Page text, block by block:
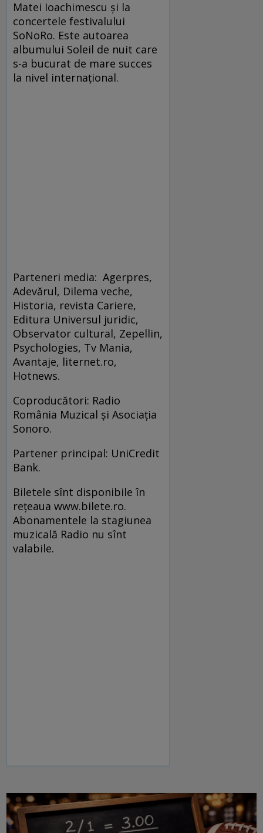
Matei Ioachimescu și la
concertele festivalului
SoNoRo. Este autoarea
albumului Soleil de nuit care
s-a bucurat de mare succes
la nivel internațional.
Parteneri media: Agerpres,
Adevărul, Dilema veche,
Historia, revista Cariere,
Editura Universul juridic,
Observator cultural, Zepellin,
Psychologies, Tv Mania,
Avantaje, liternet.ro,
Hotnews.
Coproducători: Radio
România Muzical şi Asociaţia
Sonoro.
Partener principal: UniCredit
Bank.
Biletele sînt disponibile în
rețeaua www.bilete.ro.
Abonamentele la stagiunea
muzicală Radio nu sînt
valabile.